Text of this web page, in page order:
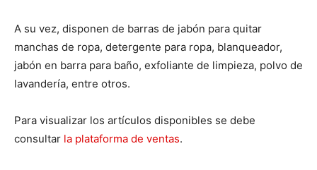
A su vez, disponen de barras de jabón para quitar
manchas de ropa, detergente para ropa, blanqueador,
jabón en barra para baño, exfoliante de limpieza, polvo de
lavandería, entre otros.
Para visualizar los artículos disponibles se debe
consultar la plataforma de ventas.